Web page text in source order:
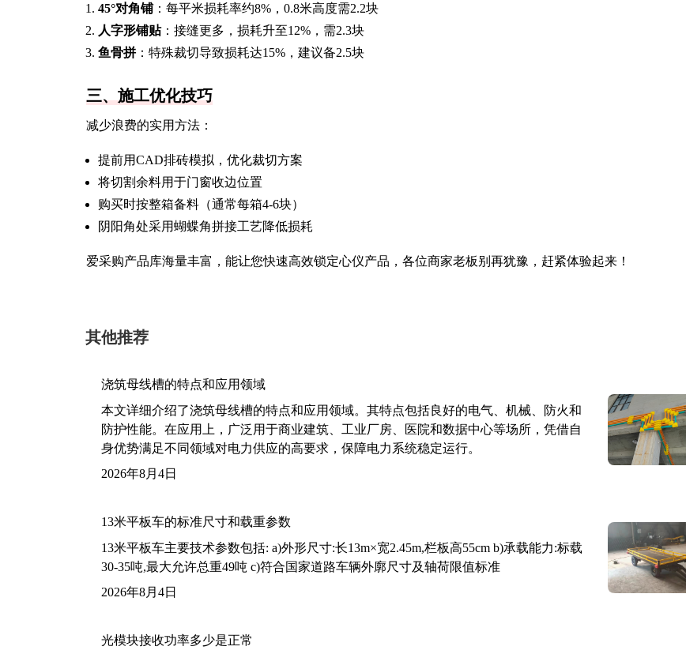
45°对角铺：每平米损耗率约8%，0.8米高度需2.2块
人字形铺贴：接缝更多，损耗升至12%，需2.3块
鱼骨拼：特殊裁切导致损耗达15%，建议备2.5块
三、施工优化技巧
减少浪费的实用方法：
提前用CAD排砖模拟，优化裁切方案
将切割余料用于门窗收边位置
购买时按整箱备料（通常每箱4-6块）
阴阳角处采用蝴蝶角拼接工艺降低损耗
爱采购产品库海量丰富，能让您快速高效锁定心仪产品，各位商家老板别再犹豫，赶紧体验起来！
其他推荐
浇筑母线槽的特点和应用领域
本文详细介绍了浇筑母线槽的特点和应用领域。其特点包括良好的电气、机械、防火和
防护性能。在应用上，广泛用于商业建筑、工业厂房、医院和数据中心等场所，凭借自
身优势满足不同领域对电力供应的高要求，保障电力系统稳定运行。
2026年8月4日
13米平板车的标准尺寸和载重参数
13米平板车主要技术参数包括: a)外形尺寸:长13m×宽2.45m,栏板高55cm b)承载能力:标载
30-35吨,最大允许总重49吨 c)符合国家道路车辆外廓尺寸及轴荷限值标准
2026年8月4日
光模块接收功率多少是正常